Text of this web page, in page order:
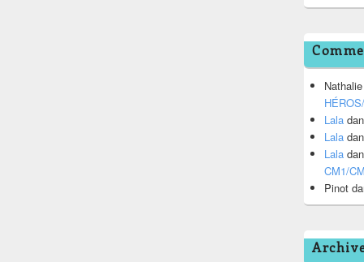
Nathalie
Lala
Lala
Lala
CM1/
Pinot